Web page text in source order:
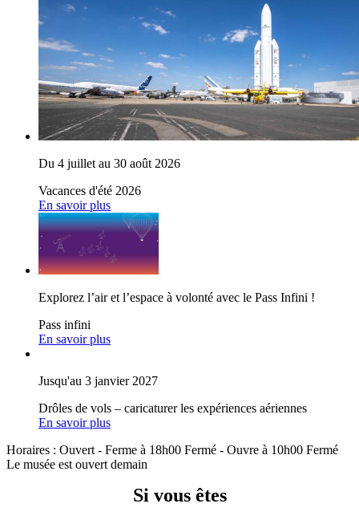
Du 4 juillet au 30 août 2026
Vacances d'été 2026
En savoir plus
Explorez l’air et l’espace à volonté avec le Pass Infini !
Pass infini
En savoir plus
Jusqu'au 3 janvier 2027
Drôles de vols – caricaturer les expériences aériennes
En savoir plus
Horaires : Ouvert- Ferme à 18h00 Fermé - Ouvre à 10h00 Fermé
Le musée est ouvert demain
Si vous êtes